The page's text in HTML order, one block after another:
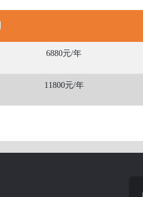
6880元/年
11800元/年